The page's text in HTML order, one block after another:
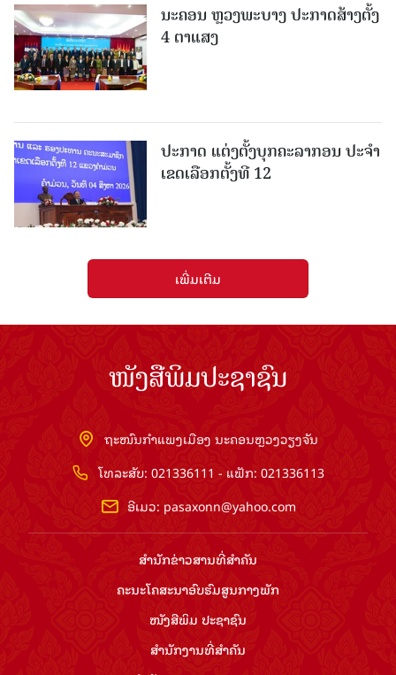
ນະຄອນ ຫຼວງພະບາງ ປະ​ກາດ​ສ້າງ​ຕັ້ງ
4 ຕາແສງ
ປະກາດ ແຕ່ງຕັ້ງບຸກຄະລາກອນ ປະຈໍາ
ເຂດເລືອກຕັ້ງທີ 12
ເພີ່ມເຕີມ
ໜັງສືພິມປະຊາຊົນ
ຖະໜົນກຳແພງເມືອງ ນະຄອນຫຼວງວຽງຈັນ
ໂທລະສັບ: 021336111 - ແຟັກ: 021336113
ອີເມວ: pasaxonn@yahoo.com
ສຳ​ນັກ​ຂ່າວ​ສານ​ທີ່​ສຳ​ຄັນ​
ຄະນະໂຄສະນາອົບຮົມ​ສູນ​ກາງ​ພັກ
ໜັງສືພິມ ປະ​ຊາ​ຊົນ
ສຳ​ນັກ​ງານ​ທີ່​ສຳ​ຄັນ